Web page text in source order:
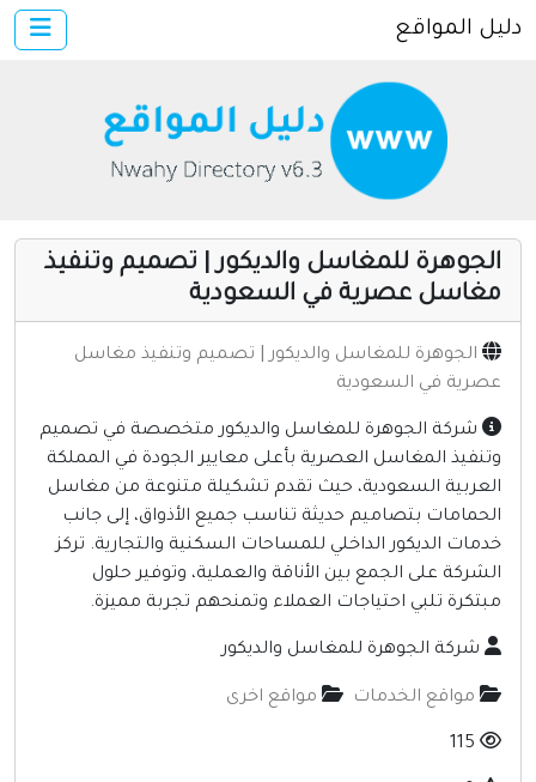
اتصل بنا
تسجيل
مواقع إخباريه
كمبيوتر وبرامج
إنترنت وشبكات
مواقع طبيه
منتديات
أخرى ومنوعه
دليل المواقع
الجوهرة للمغاسل والديكور | تصميم وتنفيذ
مغاسل عصرية في السعودية
الجوهرة للمغاسل والديكور | تصميم وتنفيذ مغاسل
عصرية في السعودية
شركة الجوهرة للمغاسل والديكور متخصصة في تصميم
وتنفيذ المغاسل العصرية بأعلى معايير الجودة في المملكة
العربية السعودية، حيث تقدم تشكيلة متنوعة من مغاسل
الحمامات بتصاميم حديثة تناسب جميع الأذواق، إلى جانب
خدمات الديكور الداخلي للمساحات السكنية والتجارية. تركز
الشركة على الجمع بين الأناقة والعملية، وتوفير حلول
مبتكرة تلبي احتياجات العملاء وتمنحهم تجربة مميزة.
شركة الجوهرة للمغاسل والديكور
مواقع الخدمات مواقع اخرى